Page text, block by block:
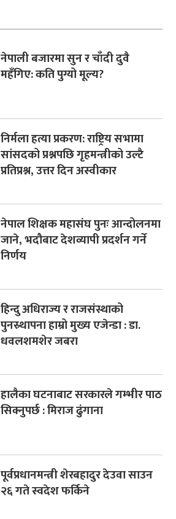
नेपाली बजारमा सुन र चाँदी दुवै
महँगिए: कति पुग्यो मूल्य?
निर्मला हत्या प्रकरण: राष्ट्रिय सभामा
सांसदको प्रश्नपछि गृहमन्त्रीको उल्टै
प्रतिप्रश्न, उत्तर दिन अस्वीकार
नेपाल शिक्षक महासंघ पुनः आन्दोलनमा
जाने, भदौबाट देशव्यापी प्रदर्शन गर्ने
निर्णय
हिन्दु अधिराज्य र राजसंस्थाको
पुनस्र्थापना हाम्रो मुख्य एजेन्डा : डा.
धवलशमशेर जबरा
हालैका घटनाबाट सरकारले गम्भीर पाठ
सिक्नुपर्छ : मिराज ढुंगाना
पूर्वप्रधानमन्त्री शेरबहादुर देउवा साउन
२६ गते स्वदेश फर्किने